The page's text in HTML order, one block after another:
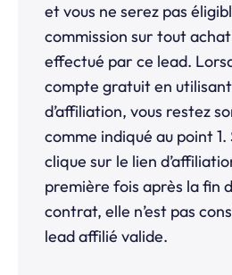
et vous ne serez pas
commission sur tout
effectué par ce lead.
compte gratuit en
d’affiliation, vous restez
comme indiqué au point 1.
clique sur le lien
première fois après la fin
contrat, elle n’est pas
lead affilié valide.